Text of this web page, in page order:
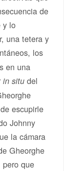
de
y lo
una tetera y
los
en una
in situ del
escupirle
Johnny
la cámara
Gheorghe
pero que